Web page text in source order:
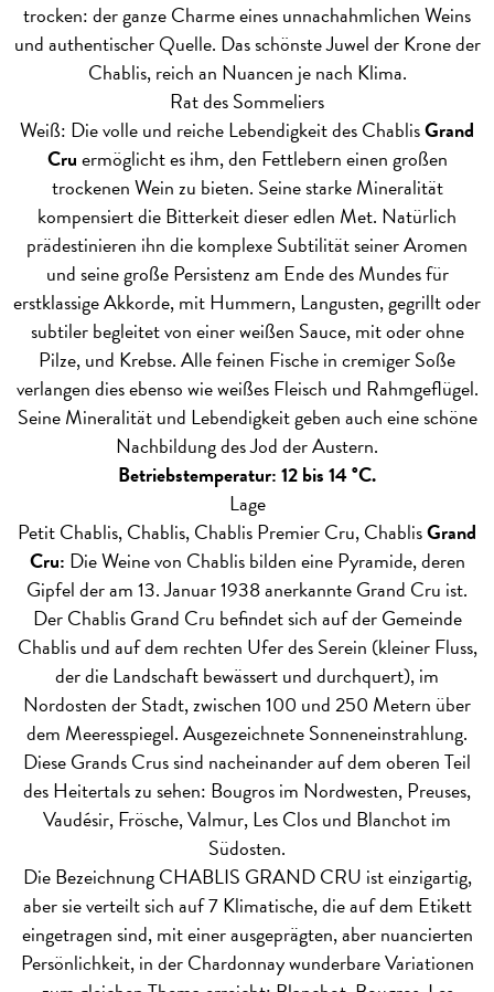
trocken: der ganze Charme eines unnachahmlichen Weins
und authentischer Quelle. Das schönste Juwel der Krone der
Chablis, reich an Nuancen je nach Klima.
Rat des Sommeliers
Weiß: Die volle und reiche Lebendigkeit des ChablisGrand
Cruermöglicht es ihm, den Fettlebern einen großen
trockenen Wein zu bieten. Seine starke Mineralität
kompensiert die Bitterkeit dieser edlen Met. Natürlich
prädestinieren ihn die komplexe Subtilität seiner Aromen
und seine große Persistenz am Ende des Mundes für
erstklassige Akkorde, mit Hummern, Langusten, gegrillt oder
subtiler begleitet von einer weißen Sauce, mit oder ohne
Pilze, und Krebse. Alle feinen Fische in cremiger Soße
verlangen dies ebenso wie weißes Fleisch und Rahmgeflügel.
Seine Mineralität und Lebendigkeit geben auch eine schöne
Nachbildung des Jod der Austern.
Betriebstemperatur: 12 bis 14 °C.
Lage
Petit Chablis, Chablis, Chablis Premier Cru, ChablisGrand
Cru: Die Weine von Chablis bilden eine Pyramide, deren
Gipfel der am 13. Januar 1938 anerkannte Grand Cru ist.
Der Chablis Grand Cru befindet sich auf der Gemeinde
Chablis und auf dem rechten Ufer des Serein (kleiner Fluss,
der die Landschaft bewässert und durchquert), im
Nordosten der Stadt, zwischen 100 und 250 Metern über
dem Meeresspiegel. Ausgezeichnete Sonneneinstrahlung.
Diese Grands Crus sind nacheinander auf dem oberen Teil
des Heitertals zu sehen: Bougros im Nordwesten, Preuses,
Vaudésir, Frösche, Valmur, Les Clos und Blanchot im
Südosten.
Die Bezeichnung CHABLIS GRAND CRU ist einzigartig,
aber sie verteilt sich auf 7 Klimatische, die auf dem Etikett
eingetragen sind, mit einer ausgeprägten, aber nuancierten
Persönlichkeit, in der Chardonnay wunderbare Variationen